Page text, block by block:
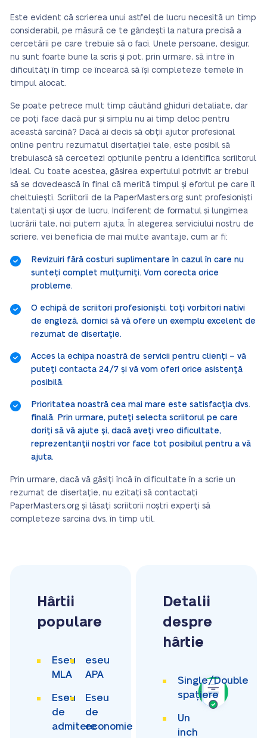
Este evident că scrierea unui astfel de lucru necesită un timp
considerabil, pe măsură ce te gândești la natura precisă a
cercetării pe care trebuie să o faci. Unele persoane, desigur,
nu sunt foarte bune la scris și pot, prin urmare, să intre în
dificultăți în timp ce încearcă să își completeze temele în
timpul alocat.
Se poate petrece mult timp căutând ghiduri detaliate, dar
ce poți face dacă pur și simplu nu ai timp deloc pentru
această sarcină? Dacă ai decis să obții ajutor profesional
online pentru rezumatul disertației tale, este posibil să
trebuiască să cercetezi opțiunile pentru a identifica scriitorul
ideal. Cu toate acestea, găsirea expertului potrivit ar trebui
să se dovedească în final că merită timpul și efortul pe care îl
cheltuiești. Scriitorii de la PaperMasters.org sunt profesioniști
talentați și ușor de lucru. Indiferent de formatul și lungimea
lucrării tale, noi putem ajuta. În alegerea serviciului nostru de
scriere, vei beneficia de mai multe avantaje, cum ar fi:
Revizuiri fără costuri suplimentare în cazul în care nu
sunteți complet mulțumiți. Vom corecta orice
probleme.
O echipă de scriitori profesioniști, toți vorbitori nativi
de engleză, dornici să vă ofere un exemplu excelent de
rezumat de disertație.
Acces la echipa noastră de servicii pentru clienți – vă
puteți contacta 24/7 și vă vom oferi orice asistență
posibilă.
Prioritatea noastră cea mai mare este satisfacția dvs.
finală. Prin urmare, puteți selecta scriitorul pe care
doriți să vă ajute și, dacă aveți vreo dificultate,
reprezentanții noștri vor face tot posibilul pentru a vă
ajuta.
Prin urmare, dacă vă găsiți încă în dificultate în a scrie un
rezumat de disertație, nu ezitați să contactați
PaperMasters.org și lăsați scriitorii noștri experți să
completeze sarcina dvs. în timp util.
Hârtii
populare
Eseu
MLA
eseu
APA
Eseu
de
admitere
Eseu
de
economie
Detalii
despre
hârtie
Single/Double
spațiere
Un
inch